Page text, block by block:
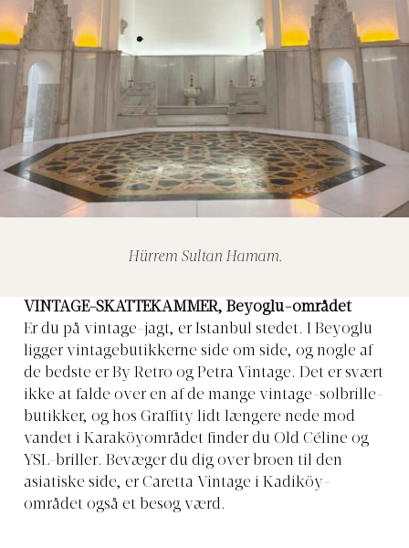
Hürrem Sultan Hamam.
VINTAGE-SKATTEKAMMER, Beyoglu-området
Er du på vintage-jagt, er Istanbul stedet. I Beyoglu
ligger vintagebutikkerne side om side, og nogle af
de bedste er By Retro og Petra Vintage. Det er svært
ikke at falde over en af de mange vintage-solbrille-
butikker, og hos Graffity lidt længere nede mod
vandet i Karaköyområdet finder du Old Céline og
YSL-briller. Bevæger du dig over broen til den
asiatiske side, er Caretta Vintage i Kadiköy-
området også et besøg værd.